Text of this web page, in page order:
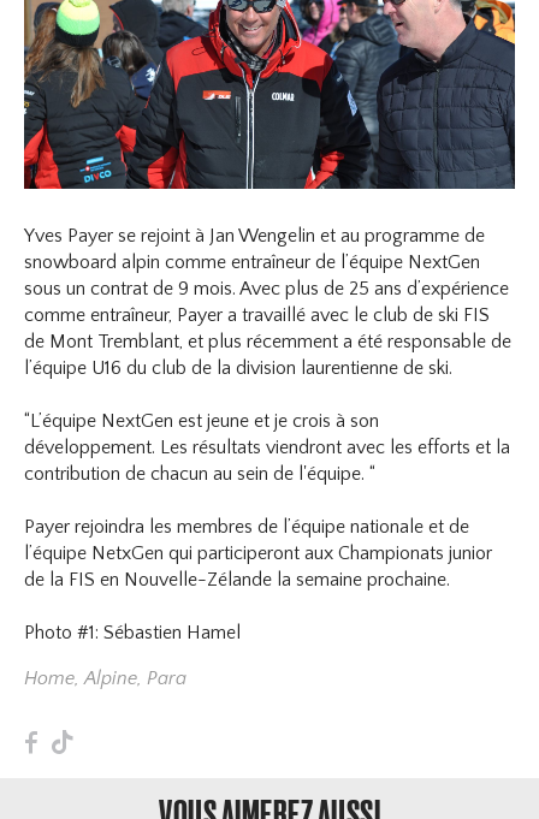
Yves Payer se rejoint à Jan Wengelin et au programme de
snowboard alpin comme entraîneur de l’équipe NextGen
sous un contrat de 9 mois. Avec plus de 25 ans d’expérience
comme entraîneur, Payer a travaillé avec le club de ski FIS
de Mont Tremblant, et plus récemment a été responsable de
l’équipe U16 du club de la division laurentienne de ski.
“L’équipe NextGen est jeune et je crois à son
développement. Les résultats viendront avec les efforts et la
contribution de chacun au sein de l'équipe. “
Payer rejoindra les membres de l’équipe nationale et de
l’équipe NetxGen qui participeront aux Championats junior
de la FIS en Nouvelle-Zélande la semaine prochaine.
Photo #1: Sébastien Hamel
Home,Alpine,Para
F T